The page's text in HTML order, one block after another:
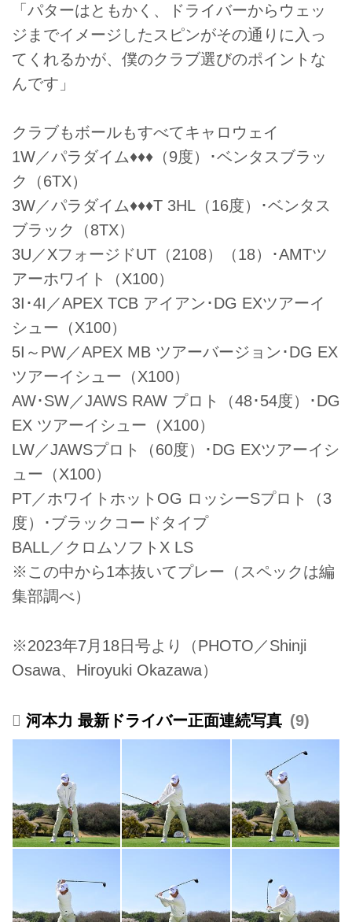
「パターはともかく、ドライバーからウェッ
ジまでイメージしたスピンがその通りに入っ
てくれるかが、僕のクラブ選びのポイントな
んです」
クラブもボールもすべてキャロウェイ
1W／パラダイム♦♦♦（9度）･ベンタスブラッ
ク（6TX）
3W／パラダイム♦♦♦T 3HL（16度）･ベンタス
ブラック（8TX）
3U／XフォージドUT（2108）（18）･AMTツ
アーホワイト（X100）
3I･4I／APEX TCB アイアン･DG EXツアーイ
シュー（X100）
5I～PW／APEX MB ツアーバージョン･DG EX
ツアーイシュー（X100）
AW･SW／JAWS RAW プロト（48･54度）･DG
EX ツアーイシュー（X100）
LW／JAWSプロト（60度）･DG EXツアーイシ
ュー（X100）
PT／ホワイトホットOG ロッシーSプロト（3
度）･ブラックコードタイプ
BALL／クロムソフトX LS
※この中から1本抜いてプレー（スペックは編
集部調べ）
※2023年7月18日号より（PHOTO／Shinji
Osawa、Hiroyuki Okazawa）
河本力 最新ドライバー正面連続写真 9